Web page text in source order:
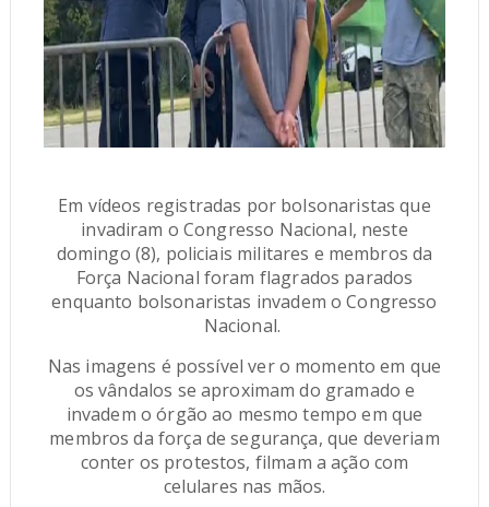
Em vídeos registradas por bolsonaristas que
invadiram o Congresso Nacional, neste
domingo (8), policiais militares e membros da
Força Nacional foram flagrados parados
enquanto bolsonaristas invadem o Congresso
Nacional.
Nas imagens é possível ver o momento em que
os vândalos se aproximam do gramado e
invadem o órgão ao mesmo tempo em que
membros da força de segurança, que deveriam
conter os protestos, filmam a ação com
celulares nas mãos.